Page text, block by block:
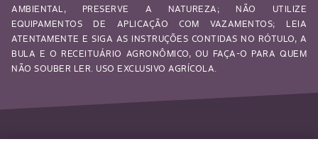
AMBIENTAL, PRESERVE A NATUREZA; NÃO UTILIZE
EQUIPAMENTOS DE APLICAÇÃO COM VAZAMENTOS; LEIA
ATENTAMENTE E SIGA AS INSTRUÇÕES CONTIDAS NO RÓTULO, A
BULA E O RECEITUÁRIO AGRONÔMICO, OU FAÇA-O PARA QUEM
NÃO SOUBER LER. USO EXCLUSIVO AGRÍCOLA.